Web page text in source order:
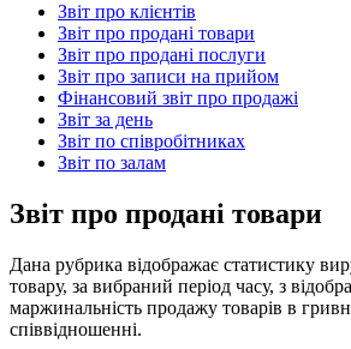
Звіт про клієнтів
Звіт про продані товари
Звіт про продані послуги
Звіт про записи на прийом
Фінансовий звіт про продажі
Звіт за день
Звіт по співробітниках
Звіт по залам
Звіт про продані товари
Дана рубрика відображає статистику
товару, за вибраний період часу, з
маржинальність продажу товарів в
співвідношенні.